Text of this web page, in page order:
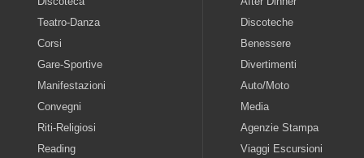
Teatro-Danza
Corsi
Gare-Sportive
Manifestazioni
Convegni
Riti-Religiosi
Reading
Discoteche
Benessere
Divertimenti
Auto/Moto
Media
Agenzie Stampa
Viaggi Escursioni